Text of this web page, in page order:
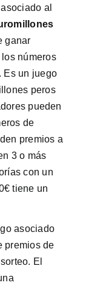
al
ganar
números
Es un juego
peros
pueden
de
premios a
3 o más
con un
tiene un
asociado
premios de
El